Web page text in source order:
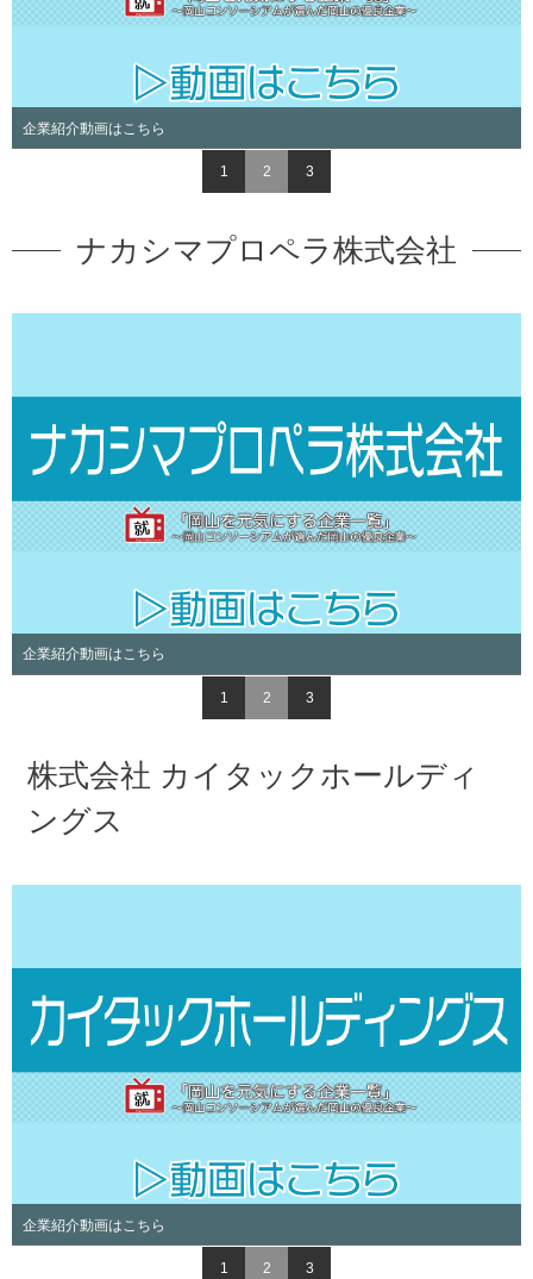
1 2 3
ナカシマプロペラ株式会社
こちら
1 2 3
株式会社 カイタックホールディ
ングス
動画はこちら
1 2 3